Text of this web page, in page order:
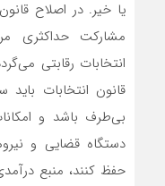
یا خیر. در اصلاح
مشارکت حداکثري
انتخابات رقابتي
قانون انتخابات
بي‌طرف باشد و
دستگاه قضایي و
حفظ کنند، منبع